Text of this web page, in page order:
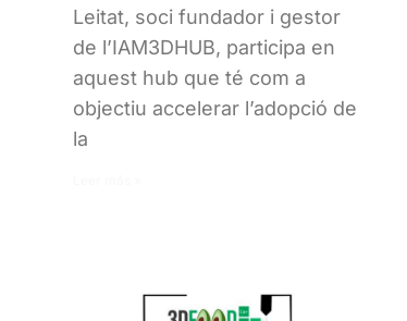
Leitat, soci fundador i gestor
de l’IAM3DHUB, participa en
aquest hub que té com a
objectiu accelerar l’adopció de
la